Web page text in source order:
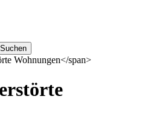
Suchen
Wohnungen</span>